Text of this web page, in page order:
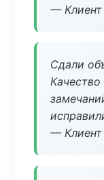
— Клиент
Сдали
Качество
— Клиент